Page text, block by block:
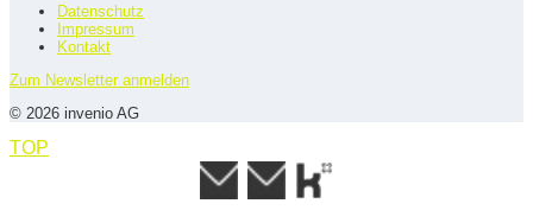
Datenschutz
Impressum
Kontakt
Zum Newsletter anmelden
© 2026 invenio AG
TOP